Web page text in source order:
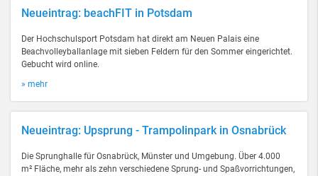
Neueintrag: beachFIT in Potsdam
Der Hochschulsport Potsdam hat direkt am Neuen Palais eine
Beachvolleyballanlage mit sieben Feldern für den Sommer eingerichtet.
Gebucht wird online.
» mehr
Neueintrag: Upsprung - Trampolinpark in Osnabrück
Die Sprunghalle für Osnabrück, Münster und Umgebung. Über 4.000
m² Fläche, mehr als zehn verschiedene Sprung- und Spaßvorrichtungen,